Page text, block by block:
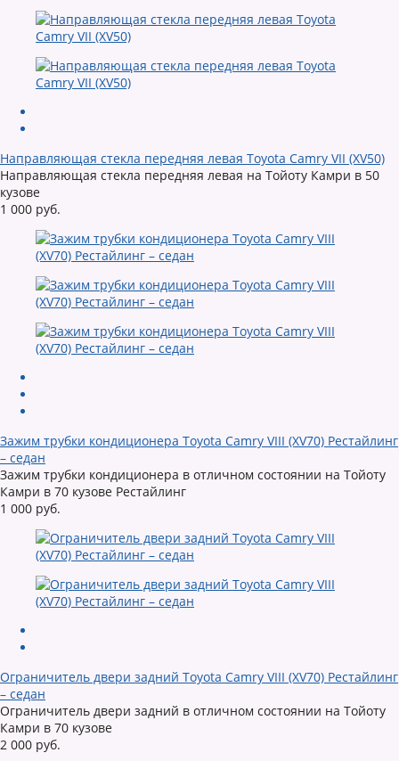
Направляющая стекла передняя левая Toyota Camry VII (XV50)
Направляющая стекла передняя левая на Тойоту Камри в 50
кузове
1 000 руб.
Зажим трубки кондиционера Toyota Camry VIII (XV70) Рестайлинг
– седан
Зажим трубки кондиционера в отличном состоянии на Тойоту
Камри в 70 кузове Рестайлинг
1 000 руб.
Ограничитель двери задний Toyota Camry VIII (XV70) Рестайлинг
– седан
Ограничитель двери задний в отличном состоянии на Тойоту
Камри в 70 кузове
2 000 руб.